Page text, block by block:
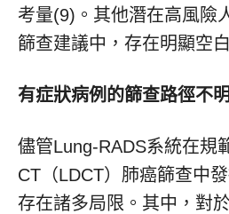
考量(9)。其他潛在高風險
篩查建議中，存在明顯空白
有症狀病例的篩查路徑不
儘管Lung-RADS系統在規
CT（LDCT）肺癌篩查中
存在諸多局限。其中，對